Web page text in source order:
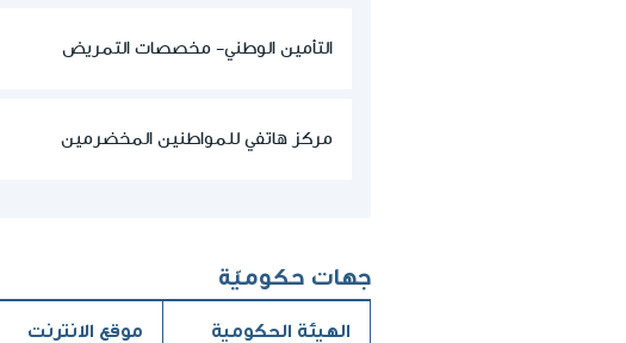
التأمين الوطني- مخصصات التمريض
مركز هاتفي للمواطنين المخضرمين
جهات حكوميّة
الهيئة الحكومية موقع الانترنت